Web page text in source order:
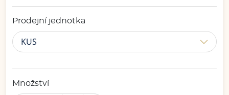
Prodejní jednotka
KUS
Množství